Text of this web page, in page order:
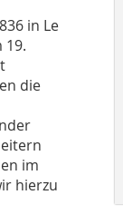
in Le
19.
die
im
hierzu